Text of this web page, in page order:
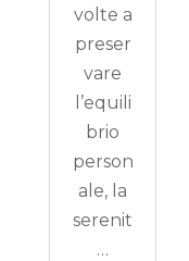
volte a
preser
vare
l’equili
brio
person
ale, la
serenit
…